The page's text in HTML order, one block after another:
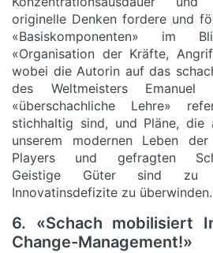
originelle Denken fordere und
«Basiskomponenten» im
«Organisation der Kräfte,
wobei die Autorin auf das
des Weltmeisters
«überschachliche Lehre»
stichhaltig sind, und Pläne, die
unserem modernen Leben
Players und gefragten
Geistige Güter sind zu
Innovatinsdefizite zu
6. «Schach mobilisiert
Change-Management!»